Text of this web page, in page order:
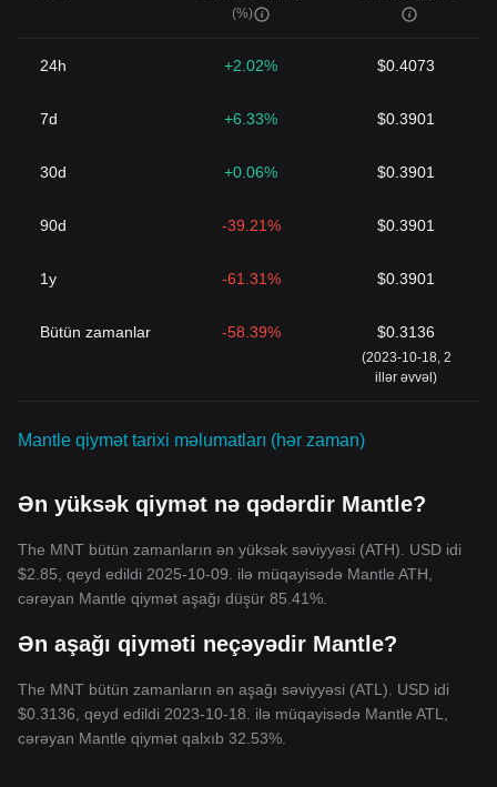
(%)
24h +2.02% $0.4073
7d +6.33% $0.3901
30d +0.06% $0.3901
90d -39.21% $0.3901
1y -61.31% $0.3901
Bütün zamanlar -58.39% $0.3136
(2023-10-18, 2
illər əvvəl)
Mantle qiymət tarixi məlumatları (hər zaman)
Ən yüksək qiymət nə qədərdir Mantle?
The MNT bütün zamanların ən yüksək səviyyəsi (ATH). USD idi
$2.85, qeyd edildi 2025-10-09. ilə müqayisədə Mantle ATH,
cərəyan Mantle qiymət aşağı düşür 85.41%.
Ən aşağı qiyməti neçəyədir Mantle?
The MNT bütün zamanların ən aşağı səviyyəsi (ATL). USD idi
$0.3136, qeyd edildi 2023-10-18. ilə müqayisədə Mantle ATL,
cərəyan Mantle qiymət qalxıb 32.53%.